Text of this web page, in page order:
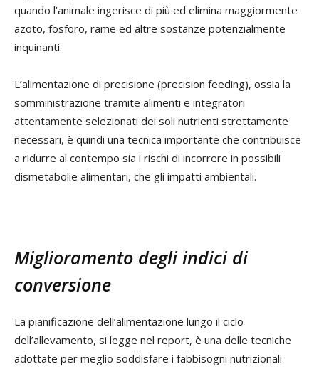
quando l’animale ingerisce di più ed elimina maggiormente
azoto, fosforo, rame ed altre sostanze potenzialmente
inquinanti.
L’alimentazione di precisione (precision feeding), ossia la
somministrazione tramite alimenti e integratori
attentamente selezionati dei soli nutrienti strettamente
necessari, è quindi una tecnica importante che contribuisce
a ridurre al contempo sia i rischi di incorrere in possibili
dismetabolie alimentari, che gli impatti ambientali.
Miglioramento degli indici di
conversione
La pianificazione dell’alimentazione lungo il ciclo
dell’allevamento, si legge nel report, è una delle tecniche
adottate per meglio soddisfare i fabbisogni nutrizionali